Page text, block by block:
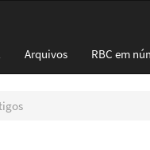
Arquivos RBC em